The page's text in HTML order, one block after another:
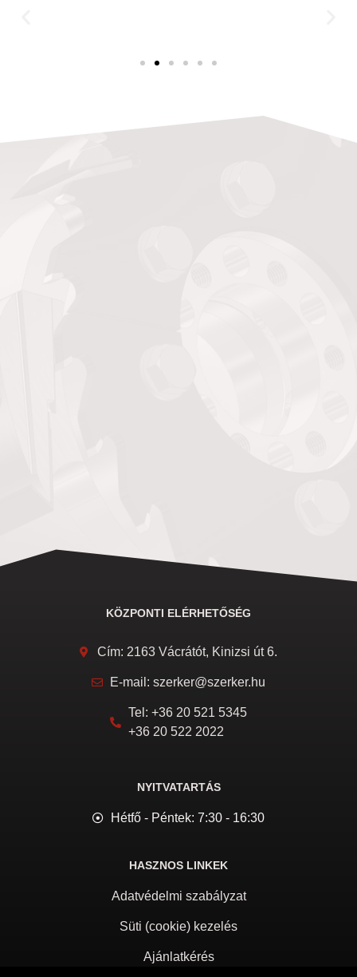
KÖZPONTI ELÉRHETŐSÉG
Cím: 2163 Vácrátót, Kinizsi út 6.
E-mail: szerker@szerker.hu
Tel: +36 20 521 5345
+36 20 522 2022
NYITVATARTÁS
Hétfő - Péntek: 7:30 - 16:30
HASZNOS LINKEK
Adatvédelmi szabályzat
Süti (cookie) kezelés
Ajánlatkérés